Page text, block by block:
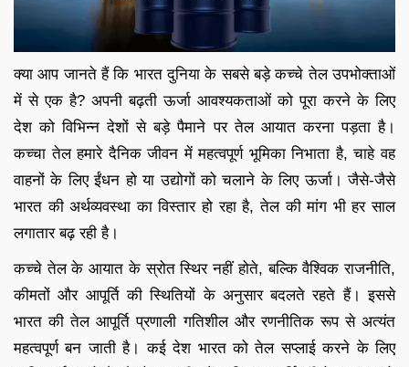
क्या आप जानते हैं कि भारत दुनिया के सबसे बड़े कच्चे तेल उपभोक्ताओं
में से एक है? अपनी बढ़ती ऊर्जा आवश्यकताओं को पूरा करने के लिए
देश को विभिन्न देशों से बड़े पैमाने पर तेल आयात करना पड़ता है।
कच्चा तेल हमारे दैनिक जीवन में महत्वपूर्ण भूमिका निभाता है, चाहे वह
वाहनों के लिए ईंधन हो या उद्योगों को चलाने के लिए ऊर्जा। जैसे-जैसे
भारत की अर्थव्यवस्था का विस्तार हो रहा है, तेल की मांग भी हर साल
लगातार बढ़ रही है।
कच्चे तेल के आयात के स्रोत स्थिर नहीं होते, बल्कि वैश्विक राजनीति,
कीमतों और आपूर्ति की स्थितियों के अनुसार बदलते रहते हैं। इससे
भारत की तेल आपूर्ति प्रणाली गतिशील और रणनीतिक रूप से अत्यंत
महत्वपूर्ण बन जाती है। कई देश भारत को तेल सप्लाई करने के लिए